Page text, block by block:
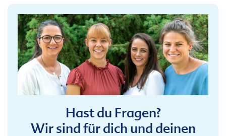
Hast du Fragen?
Wir sind für dich und deinen